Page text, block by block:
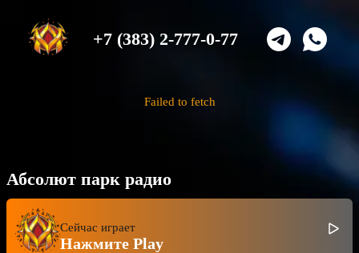
+7 (383) 2-777-0-77
Failed to fetch
Абсолют парк радио
Сейчас играет
Нажмите Play